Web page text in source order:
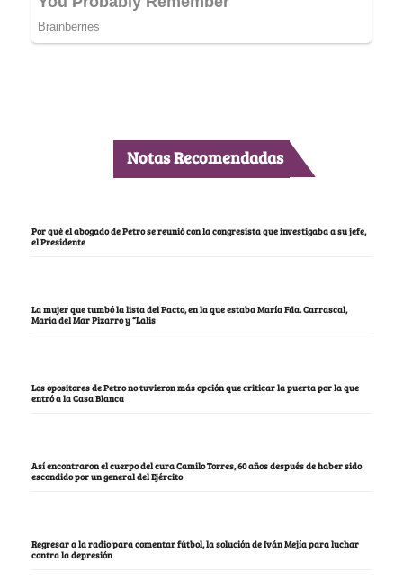
Notas Recomendadas
Por qué el abogado de Petro se reunió con la congresista que investigaba a su jefe,
el Presidente
La mujer que tumbó la lista del Pacto, en la que estaba María Fda. Carrascal,
María del Mar Pizarro y “Lalis
Los opositores de Petro no tuvieron más opción que criticar la puerta por la que
entró a la Casa Blanca
Así encontraron el cuerpo del cura Camilo Torres, 60 años después de haber sido
escondido por un general del Ejército
Regresar a la radio para comentar fútbol, la solución de Iván Mejía para luchar
contra la depresión